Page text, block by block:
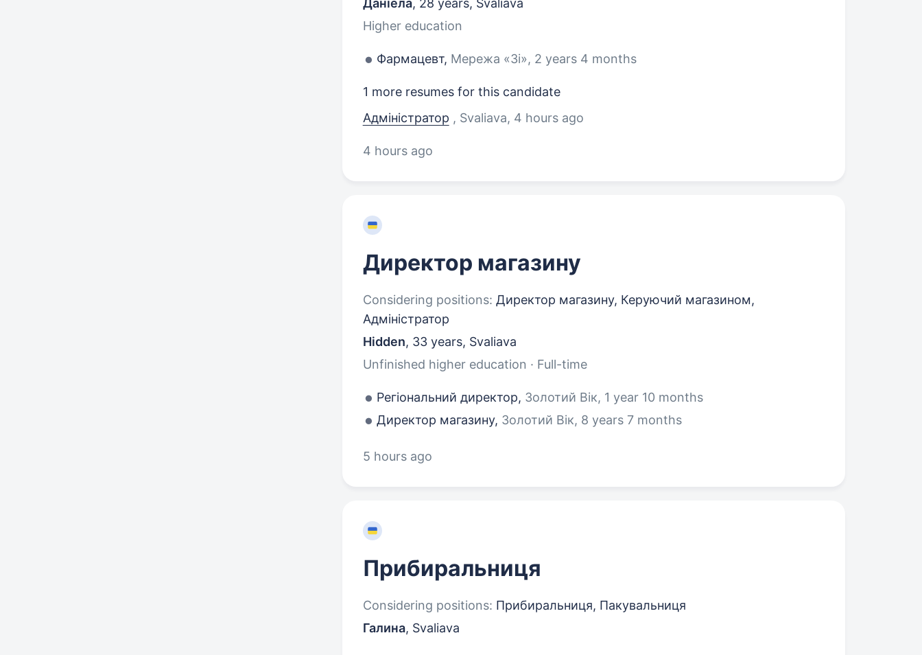
Даніела, 28 years, Svaliava
Higher education
Фармацевт, Мережа «3і», 2 years 4 months
1 more resumes for this candidate
Адміністратор , Svaliava, 4 hours ago
4 hours ago
Директор магазину
Considering positions: Директор магазину, Керуючий магазином,
Адміністратор
Hidden, 33 years, Svaliava
Unfinished higher education · Full-time
Регіональний директор, Золотий Вік, 1 year 10 months
Директор магазину, Золотий Вік, 8 years 7 months
5 hours ago
Прибиральниця
Considering positions: Прибиральниця, Пакувальниця
Галина, Svaliava